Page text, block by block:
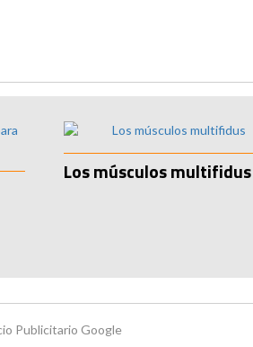
Los músculos multifidus
Publicitario Google